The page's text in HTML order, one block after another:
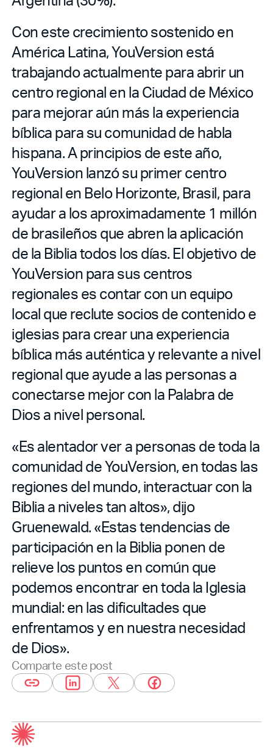
Con este crecimiento sostenido en
América Latina, YouVersion está
trabajando actualmente para abrir un
centro regional en la Ciudad de México
para mejorar aún más la experiencia
bíblica para su comunidad de habla
hispana. A principios de este año,
YouVersion lanzó su primer centro
regional en Belo Horizonte, Brasil, para
ayudar a los aproximadamente 1 millón
de brasileños que abren la aplicación
de la Biblia todos los días. El objetivo de
YouVersion para sus centros
regionales es contar con un equipo
local que reclute socios de contenido e
iglesias para crear una experiencia
bíblica más auténtica y relevante a nivel
regional que ayude a las personas a
conectarse mejor con la Palabra de
Dios a nivel personal.
«Es alentador ver a personas de toda la
comunidad de YouVersion, en todas las
regiones del mundo, interactuar con la
Biblia a niveles tan altos», dijo
Gruenewald. «Estas tendencias de
participación en la Biblia ponen de
relieve los puntos en común que
podemos encontrar en toda la Iglesia
mundial: en las dificultades que
enfrentamos y en nuestra necesidad
de Dios».
Comparte este post